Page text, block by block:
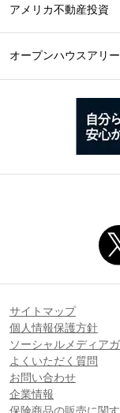
アメリカ不動産投資
オープンハウスアリ
サイトマップ
個人情報保護方針
ソーシャルメディア
よくいただく質問
お問い合わせ
企業情報